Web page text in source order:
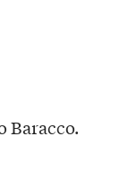
Baracco.